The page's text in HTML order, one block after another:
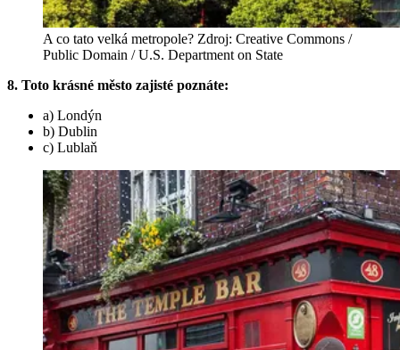
A co tato velká metropole? Zdroj: Creative Commons /
Public Domain / U.S. Department on State
8. Toto krásné město zajisté poznáte:
a) Londýn
b) Dublin
c) Lublaň